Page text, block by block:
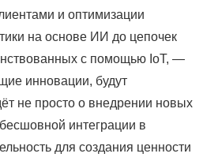
и оптимизации
на основе ИИ до цепочек
с помощью IoT, —
инновации, будут
не просто о внедрении новых
интеграции в
для создания ценности